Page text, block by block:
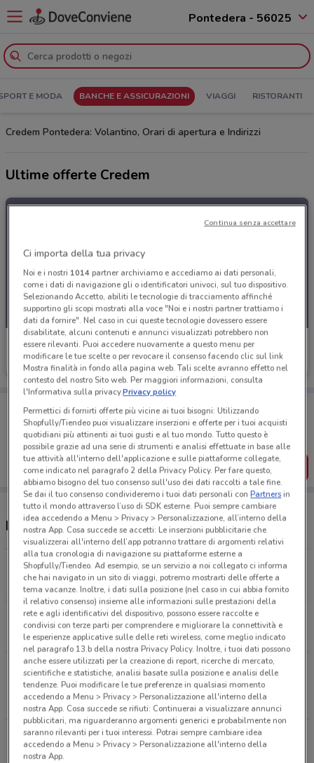
Pontedera - 56025
E MODA BANCHE E ASSICURAZIONI VIAGGI RISTORANTI
Credem Pontedera: Volantino, Orari di apertura e Indirizzi
Ultime offerte Credem
Credem
Scade il 05/11 48 m
Puoi trovare le migliori offerte dei negozi vicino a te,
salvarle e creare la tua lista del risparmio, comodamente
dal tuo cellulare.
SCARICA L’APP
Negozi Credem a Pontedera
Piazza Andrea Da Pontedera, 11 Pontedera
48 m
Via Toscanini, 1 Vico Pisano
7.4 km
Via Provinciale Francesca Sud Santa Croce
Sull'arno
12.8 km
Via Del Brennero, 16 Pisa
19.5 km
Ci importa della tua privacy
Noi e i nostri 1014partner archiviamo e accediamo ai dati personali,
come i dati di navigazione gli o identificatori univoci, sul tuo dispositivo.
Selezionando Accetto, abiliti le tecnologie di tracciamento affinché
supportino gli scopi mostrati alla voce "Noi e i nostri partner trattiamo i
dati da fornire". Nel caso in cui queste tecnologie dovessero essere
disabilitate, alcuni contenuti e annunci visualizzati potrebbero non
essere rilevanti. Puoi accedere nuovamente a questo menu per
modificare le tue scelte o per revocare il consenso facendo clic sul link
Mostra finalità in fondo alla pagina web. Tali scelte avranno effetto nel
contesto del nostro Sito web. Per maggiori informazioni, consulta
l'Informativa sulla privacy.Privacy policy
Permettici di fornirti offerte più vicine ai tuoi bisogni: Utilizzando
Shopfully/Tiendeo puoi visualizzare inserzioni e offerte per i tuoi acquisti
quotidiani più attinenti ai tuoi gusti e al tuo mondo. Tutto questo è
possibile grazie ad una serie di strumenti e analisi effettuate in base alle
tue attività all'interno dell'applicazione e sulle piattaforme collegate,
come indicato nel paragrafo 2 della Privacy Policy. Per fare questo,
abbiamo bisogno del tuo consenso sull'uso dei dati raccolti a tale fine.
Se dai il tuo consenso condivideremo i tuoi dati personali conPartnersin
tutto il mondo attraverso l’uso di SDK esterne. Puoi sempre cambiare
idea accedendo a Menu > Privacy > Personalizzazione, all’interno della
nostra App. Cosa succede se accetti: Le inserzioni pubblicitarie che
visualizzerai all'interno dell’app potranno trattare di argomenti relativi
alla tua cronologia di navigazione su piattaforme esterne a
Shopfully/Tiendeo. Ad esempio, se un servizio a noi collegato ci informa
che hai navigato in un sito di viaggi, potremo mostrarti delle offerte a
tema vacanze. Inoltre, i dati sulla posizione (nel caso in cui abbia fornito
il relativo consenso) insieme alle informazioni sulle prestazioni della
rete e agli identificativi del dispositivo, possono essere raccolte e
condivisi con terze parti per comprendere e migliorare la connettività e
le esperienze applicative sulle delle reti wireless, come meglio indicato
nel paragrafo 13.b della nostra Privacy Policy. Inoltre, i tuoi dati possono
anche essere utilizzati per la creazione di report, ricerche di mercato,
scientifiche e statistiche, analisi basate sulla posizione e analisi delle
tendenze. Puoi modificare le tue preferenze in qualsiasi momento
accedendo a Menu > Privacy > Personalizzazione all'interno della
nostra App. Cosa succede se rifiuti: Continuerai a visualizzare annunci
pubblicitari, ma riguarderanno argomenti generici e probabilmente non
saranno rilevanti per i tuoi interessi. Potrai sempre cambiare idea
accedendo a Menu > Privacy > Personalizzazione all'interno della
nostra App.
Continua senza accettare